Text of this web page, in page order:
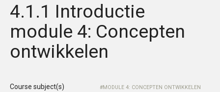
4.1.1 Introductie
module 4: Concepten
ontwikkelen
Course subject(s) MODULE 4: CONCEPTEN ONTWIKKELEN